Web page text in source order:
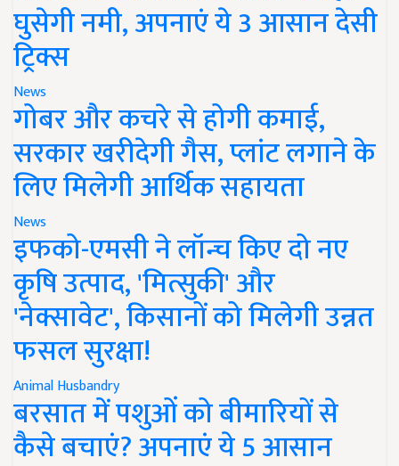
घुसेगी नमी, अपनाएं ये 3 आसान देसी
ट्रिक्स
News
गोबर और कचरे से होगी कमाई,
सरकार खरीदेगी गैस, प्लांट लगाने के
लिए मिलेगी आर्थिक सहायता
News
इफको-एमसी ने लॉन्च किए दो नए
कृषि उत्पाद, 'मित्सुकी' और
'नेक्सावेट', किसानों को मिलेगी उन्नत
फसल सुरक्षा!
Animal Husbandry
बरसात में पशुओं को बीमारियों से
कैसे बचाएं? अपनाएं ये 5 आसान